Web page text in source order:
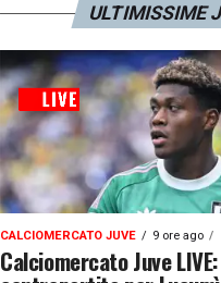
ULTIMISSIME
CALCIOMERCATO JUVE 9 ore ago
Calciomercato Juve